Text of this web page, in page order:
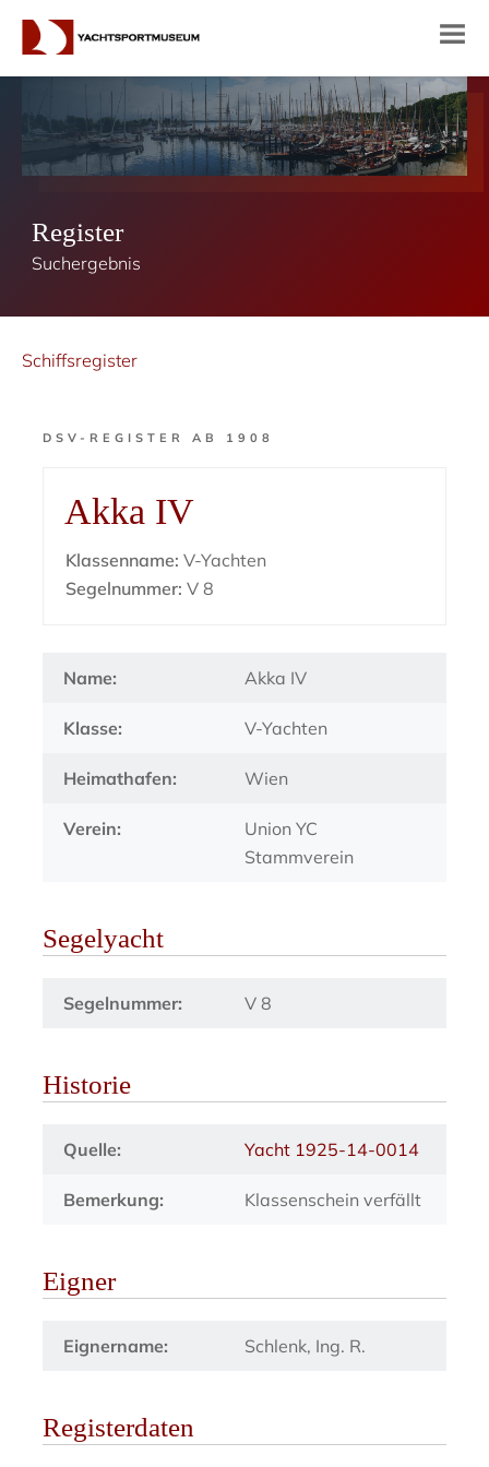
Register
Suchergebnis
Schiffsregister
DSV-REGISTER AB 1908
Akka IV
Klassenname: V-Yachten
Segelnummer: V 8
Name: Akka IV
Klasse: V-Yachten
Heimathafen: Wien
Verein:
Union YC
Stammverein
Segelyacht
Segelnummer: V 8
Historie
Quelle: Yacht 1925-14-0014
Bemerkung: Klassenschein verfällt
Eigner
Eignername: Schlenk, Ing. R.
Registerdaten